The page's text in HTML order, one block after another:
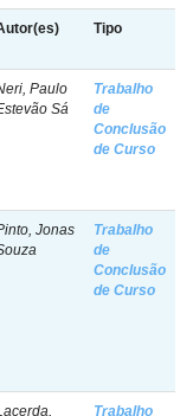
Tipo
Paulo
Sá
Trabalho
de
Conclusão
de Curso
Jonas
Trabalho
de
Conclusão
de Curso
Trabalho